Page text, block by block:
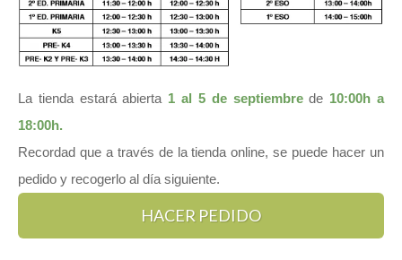
La tienda estará abierta 1 al 5 de septiembrede 10:00h a
18:00h.
Recordad que a través de la tienda online, se puede hacer un
pedido y recogerlo al día siguiente.
HACER PEDIDO